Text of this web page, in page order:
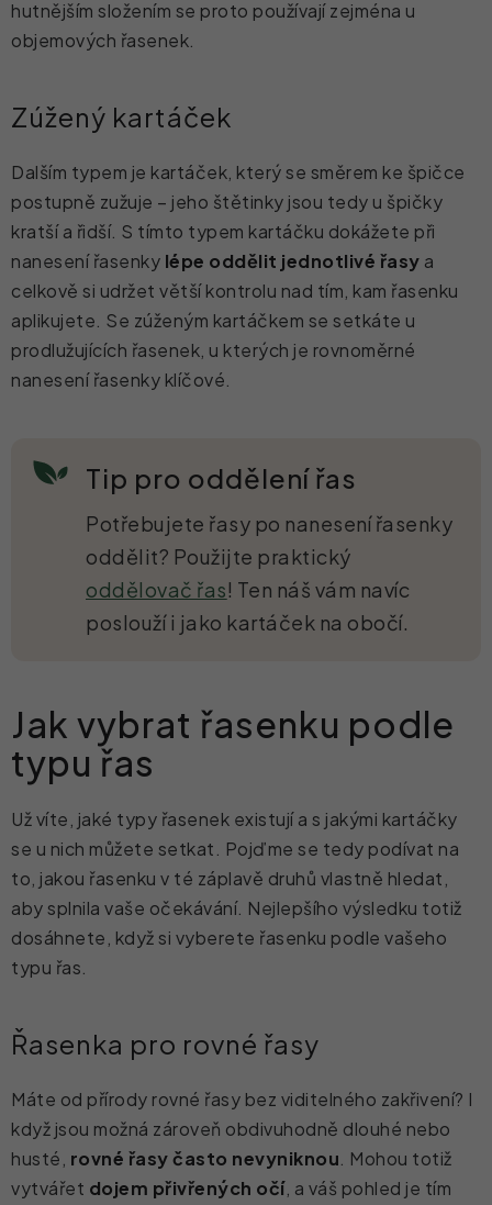
hutnějším složením se proto používají zejména u
objemových řasenek.
Zúžený kartáček
Dalším typem je kartáček, který se směrem ke špičce
postupně zužuje – jeho štětinky jsou tedy u špičky
kratší a řidší. S tímto typem kartáčku dokážete při
nanesení řasenky lépe oddělit jednotlivé řasy a
celkově si udržet větší kontrolu nad tím, kam řasenku
aplikujete. Se zúženým kartáčkem se setkáte u
prodlužujících řasenek, u kterých je rovnoměrné
nanesení řasenky klíčové.
Tip pro oddělení řas
Potřebujete řasy po nanesení řasenky
oddělit? Použijte praktický
oddělovač řas! Ten náš vám navíc
poslouží i jako kartáček na obočí.
Jak vybrat řasenku podle
typu řas
Už víte, jaké typy řasenek existují a s jakými kartáčky
se u nich můžete setkat. Pojďme se tedy podívat na
to, jakou řasenku v té záplavě druhů vlastně hledat,
aby splnila vaše očekávání. Nejlepšího výsledku totiž
dosáhnete, když si vyberete řasenku podle vašeho
typu řas.
Řasenka pro rovné řasy
Máte od přírody rovné řasy bez viditelného zakřivení? I
když jsou možná zároveň obdivuhodně dlouhé nebo
husté, rovné řasy často nevyniknou. Mohou totiž
vytvářet dojem přivřených očí, a váš pohled je tím